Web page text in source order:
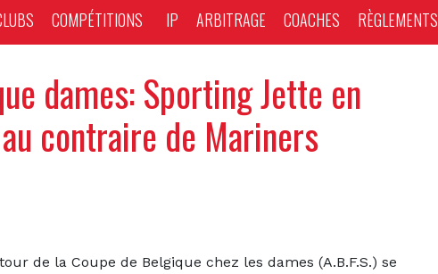
COMPÉTITIONS IP ARBITRAGE COACHES RÈGLEMENTS
dames: Sporting Jette en
contraire de Mariners
de la Coupe de Belgique chez les dames (A.B.F.S.) se